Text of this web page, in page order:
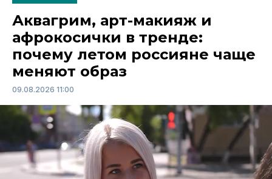
Аквагрим, арт-макияж и
афрокосички в тренде:
почему летом россияне чаще
меняют образ
09.08.2026 11:00